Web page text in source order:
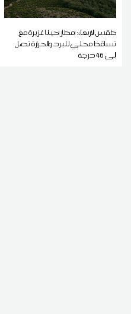
طقس الاربعاء: أمطار أحيانا غزيرة مع
تساقط محلي للبرد والحرارة تصل
إلى 46 درجة